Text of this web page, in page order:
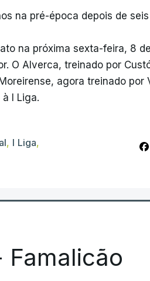
na pré-época depois de
na próxima sexta-feira, 8
O Alverca, treinado por
agora treinado por
I Liga.
, I Liga,
Famalicão